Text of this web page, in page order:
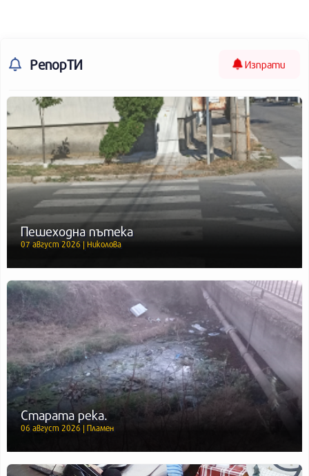
РепорТИ Изпрати
Пешеходна пътека
07 август 2026 | Николова
Старата река.
06 август 2026 | Пламен